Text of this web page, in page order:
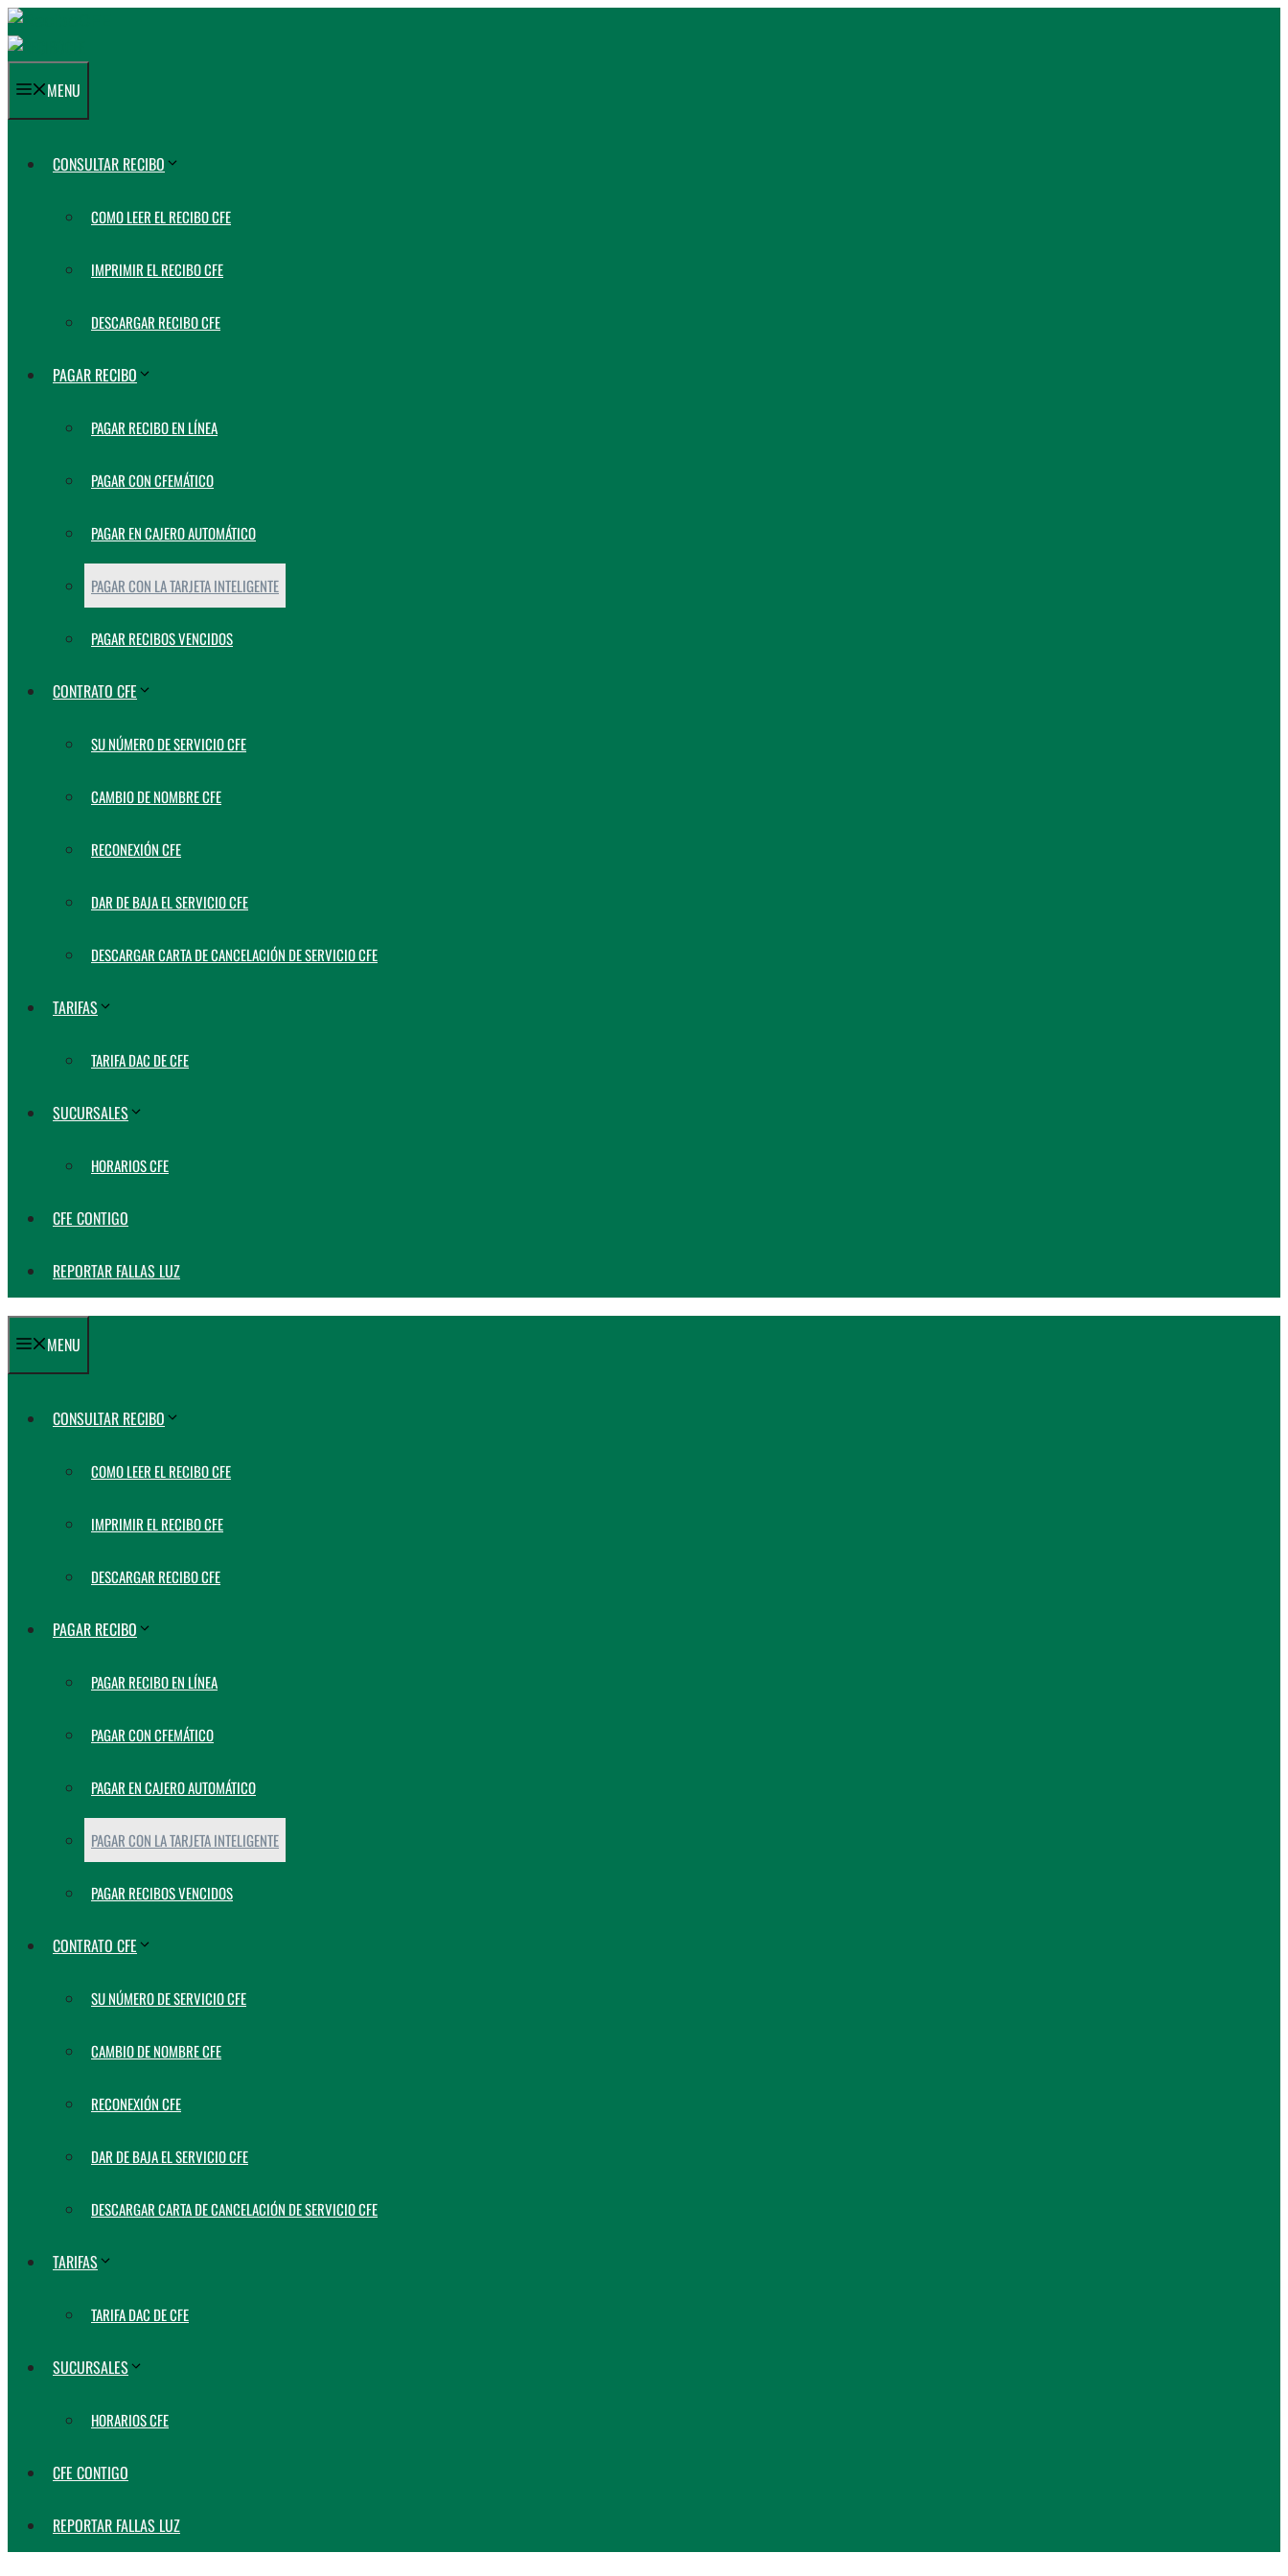
Saltar
al
MENU
CONSULTAR RECIBO
COMO LEER EL RECIBO CFE
IMPRIMIR EL RECIBO CFE
DESCARGAR RECIBO CFE
PAGAR RECIBO
PAGAR RECIBO EN LÍNEA
PAGAR CON CFEMÁTICO
PAGAR EN CAJERO AUTOMÁTICO
PAGAR CON LA TARJETA INTELIGENTE
PAGAR RECIBOS VENCIDOS
CONTRATO CFE
SU NÚMERO DE SERVICIO CFE
CAMBIO DE NOMBRE CFE
RECONEXIÓN CFE
DAR DE BAJA EL SERVICIO CFE
DESCARGAR CARTA DE CANCELACIÓN DE SERVICIO CFE
TARIFAS
TARIFA DAC DE CFE
SUCURSALES
HORARIOS CFE
CFE CONTIGO
REPORTAR FALLAS LUZ
MENU
CONSULTAR RECIBO
COMO LEER EL RECIBO CFE
IMPRIMIR EL RECIBO CFE
DESCARGAR RECIBO CFE
PAGAR RECIBO
PAGAR RECIBO EN LÍNEA
PAGAR CON CFEMÁTICO
PAGAR EN CAJERO AUTOMÁTICO
PAGAR CON LA TARJETA INTELIGENTE
PAGAR RECIBOS VENCIDOS
CONTRATO CFE
SU NÚMERO DE SERVICIO CFE
CAMBIO DE NOMBRE CFE
RECONEXIÓN CFE
DAR DE BAJA EL SERVICIO CFE
DESCARGAR CARTA DE CANCELACIÓN DE SERVICIO CFE
TARIFAS
TARIFA DAC DE CFE
SUCURSALES
HORARIOS CFE
CFE CONTIGO
REPORTAR FALLAS LUZ